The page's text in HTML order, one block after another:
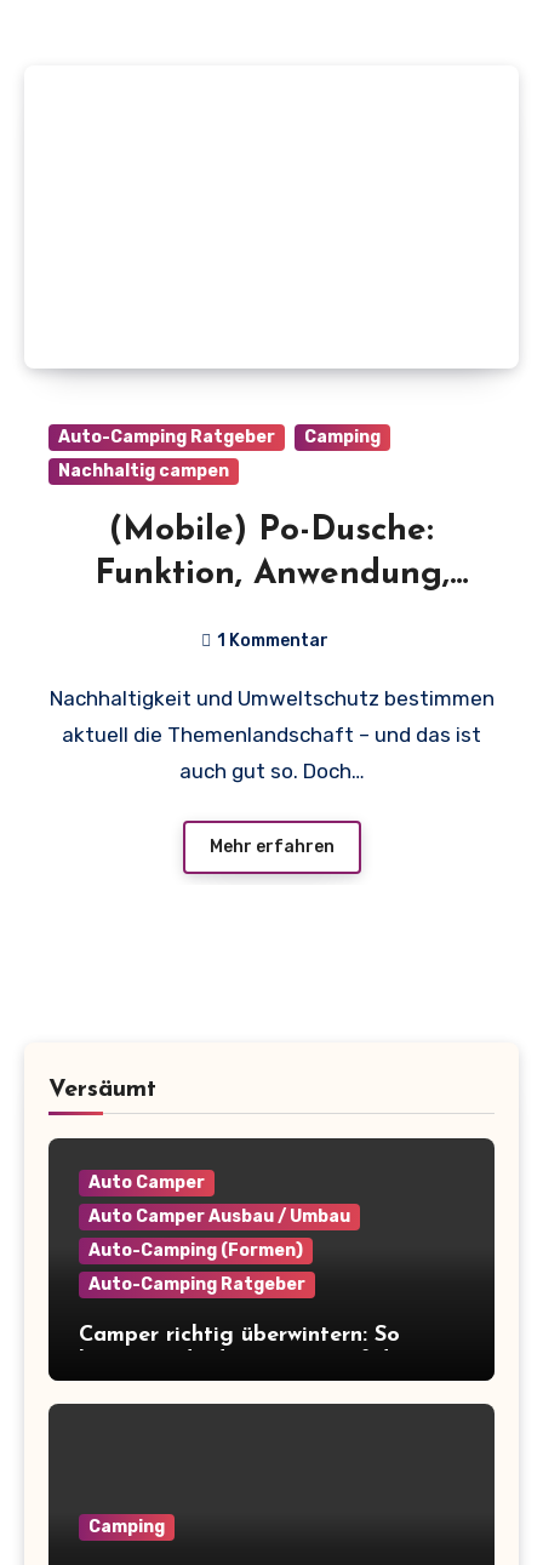
Auto-Camping Ratgeber
Camping
Nachhaltig campen
(Mobile) Po-Dusche:
Funktion, Anwendung,
1 Kommentar
Nachhaltigkeit und Umweltschutz bestimmen
aktuell die Themenlandschaft – und das ist
auch gut so. Doch…
Mehr erfahren
Versäumt
Auto Camper
Auto Camper Ausbau / Umbau
Auto-Camping (Formen)
Auto-Camping Ratgeber
Camper richtig überwintern: So
Winterpause vor
Camping